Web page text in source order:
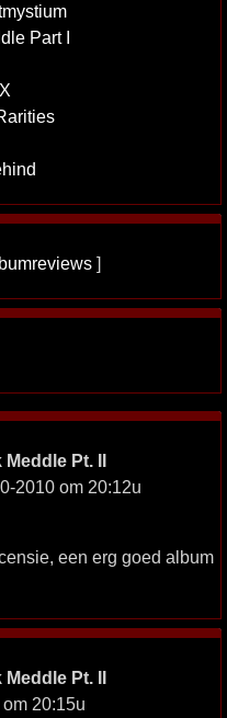
Part I
]
Pt. II
2010 om 20:12u
een erg goed album
Pt. II
20:15u